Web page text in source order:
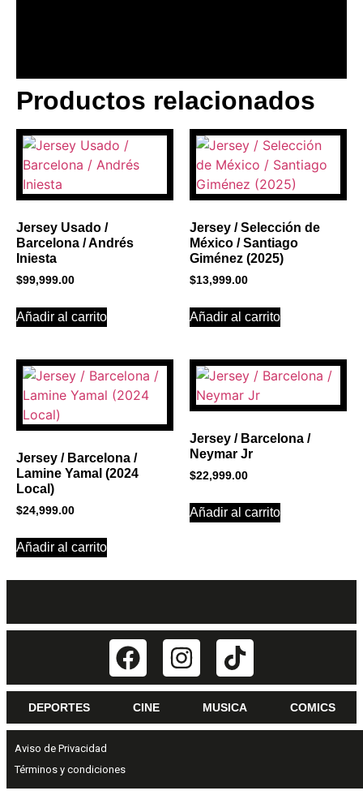
BANNER CON
PROMOCIONES 1
Click Here
Productos relacionados
Jersey Usado /
Barcelona / Andrés
Iniesta
$99,999.00
Añadir al carrito
Jersey / Selección de
México / Santiago
Giménez (2025)
$13,999.00
Añadir al carrito
Jersey / Barcelona /
Lamine Yamal (2024
Local)
$24,999.00
Añadir al carrito
Jersey / Barcelona /
Neymar Jr
$22,999.00
Añadir al carrito
DEPORTES CINE MUSICA COMICS
Aviso de Privacidad
Términos y condiciones